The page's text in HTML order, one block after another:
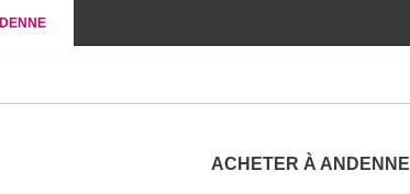
ACHETER À ANDENNE